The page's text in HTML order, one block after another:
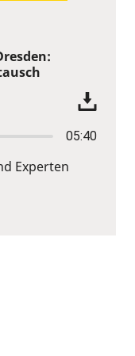
05:40
Experten